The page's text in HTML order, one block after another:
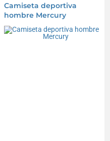
Camiseta deportiva
hombre Mercury